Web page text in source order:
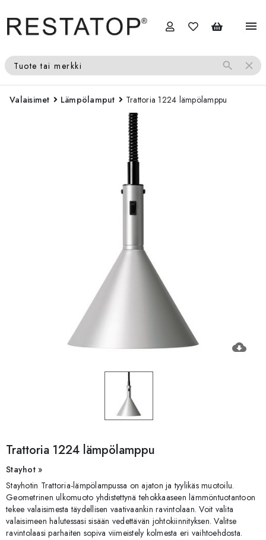
menu
Tuote tai merkki search close
Valaisimet Lämpölamput Trattoria 1224 lämpölamppu
cloud_download
Trattoria 1224 lämpölamppu
Stayhot »
Stayhotin Trattoria-lämpölampussa on ajaton ja tyylikäs muotoilu.
Geometrinen ulkomuoto yhdistettynä tehokkaaseen lämmöntuotantoon
tekee valaisimesta täydellisen vaativaankin ravintolaan. Voit valita
valaisimeen halutessasi sisään vedettävän johtokiinnityksen. Valitse
ravintolaasi parhaiten sopiva viimeistely kolmesta eri vaihtoehdosta.